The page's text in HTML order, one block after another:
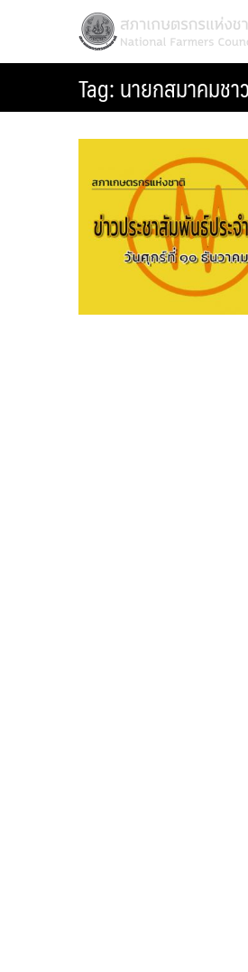
สภาเกษตรกรแห่งชาติ
National Farmers Council
Tag:นายกสมาคมช